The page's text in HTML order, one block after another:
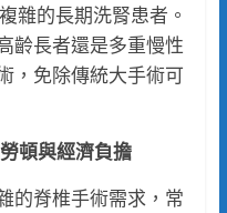
雜的長期洗腎患者。
齡長者還是多重慢性
，免除傳統大手術可
頓與經濟負擔
的脊椎手術需求，常